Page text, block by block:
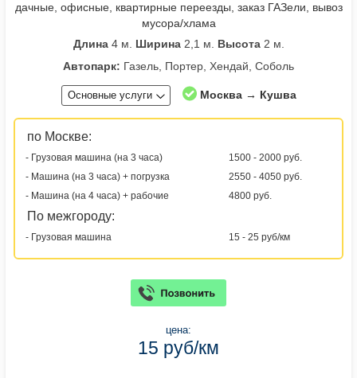
дачные, офисные, квартирные переезды, заказ ГАЗели, вывоз
мусора/хлама
Длина4 м. Ширина2,1 м. Высота2 м.
Автопарк: Газель, Портер, Хендай, Соболь
Основные услуги Москва → Кушва
по Москве:
- Грузовая машина (на 3 часа)
1500 - 2000 руб.
- Машина (на 3 часа) + погрузка
2550 - 4050 руб.
- Машина (на 4 часа) + рабочие
4800 руб.
По межгороду:
- Грузовая машина 15 - 25 руб/км
цена:
15 руб/км